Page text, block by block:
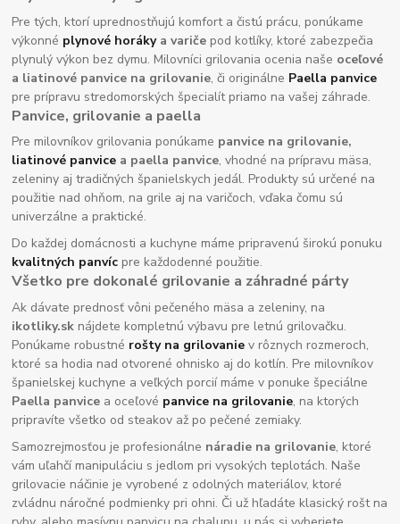
Pre tých, ktorí uprednostňujú komfort a čistú prácu, ponúkame
výkonné plynové horákya variče pod kotlíky, ktoré zabezpečia
plynulý výkon bez dymu. Milovníci grilovania ocenia naše oceľové
a liatinové panvice na grilovanie, či originálne Paella panvice
pre prípravu stredomorských špecialít priamo na vašej záhrade.
Panvice, grilovanie a paella
Pre milovníkov grilovania ponúkame panvice na grilovanie,
liatinové panvice a paella panvice, vhodné na prípravu mäsa,
zeleniny aj tradičných španielskych jedál. Produkty sú určené na
použitie nad ohňom, na grile aj na varičoch, vďaka čomu sú
univerzálne a praktické.
Do každej domácnosti a kuchyne máme pripravenú širokú ponuku
kvalitných panvíc pre každodenné použitie.
Všetko pre dokonalé grilovanie a záhradné párty
Ak dávate prednosť vôni pečeného mäsa a zeleniny, na
ikotliky.sk nájdete kompletnú výbavu pre letnú grilovačku.
Ponúkame robustné rošty na grilovanie v rôznych rozmeroch,
ktoré sa hodia nad otvorené ohnisko aj do kotlín. Pre milovníkov
španielskej kuchyne a veľkých porcií máme v ponuke špeciálne
Paella panvice a oceľové panvice na grilovanie, na ktorých
pripravíte všetko od steakov až po pečené zemiaky.
Samozrejmosťou je profesionálne náradie na grilovanie, ktoré
vám uľahčí manipuláciu s jedlom pri vysokých teplotách. Naše
grilovacie náčinie je vyrobené z odolných materiálov, ktoré
zvládnu náročné podmienky pri ohni. Či už hľadáte klasický rošt na